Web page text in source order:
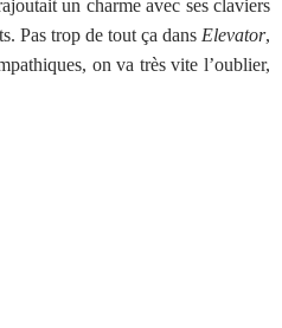
un charme avec ses claviers
Pas trop de tout ça dans Elevator,
on va très vite l’oublier,